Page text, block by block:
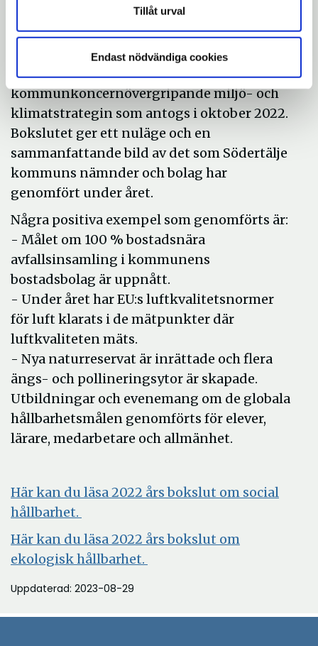
Tillåt urval
Endast nödvändiga cookies
Om uppföljningen av ekologisk
hållbarhet
Miljö- och klimatbokslutet följer för första
gången upp målen i den
kommunkoncernövergripande miljö- och
klimatstrategin som antogs i oktober 2022.
Bokslutet ger ett nuläge och en
sammanfattande bild av det som Södertälje
kommuns nämnder och bolag har
genomfört under året.
Några positiva exempel som genomförts är:
- Målet om 100 % bostadsnära
avfallsinsamling i kommunens
bostadsbolag är uppnått.
- Under året har EU:s luftkvalitetsnormer
för luft klarats i de mätpunkter där
luftkvaliteten mäts.
- Nya naturreservat är inrättade och flera
ängs- och pollineringsytor är skapade.
Utbildningar och evenemang om de globala
hållbarhetsmålen genomförts för elever,
lärare, medarbetare och allmänhet.
Här kan du läsa 2022 års bokslut om social
hållbarhet.
i
nytt
Här kan du läsa 2022 års bokslut om
ekologisk hållbarhet.
fönster
Uppdaterad: 2023-08-29